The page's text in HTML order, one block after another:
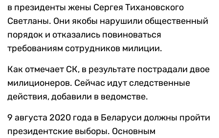
в президенты жены Сергея Тихановского
Светланы. Они якобы нарушили общественный
порядок и отказались повиноваться
требованиям сотрудников милиции.
Как отмечает СК, в результате пострадали двое
милиционеров. Сейчас идут следственные
действия, добавили в ведомстве.
9 августа 2020 года в Беларуси должны пройти
президентские выборы. Основным